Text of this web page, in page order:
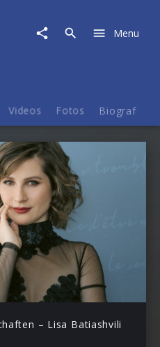
Menu
Videos Fotos Biografie
– Lisa Batiashvili